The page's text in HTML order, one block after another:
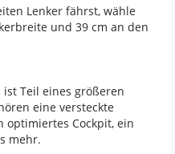
Lenker fährst, wähle
und 39 cm an den
ist Teil eines größeren
eine versteckte
optimiertes Cockpit, ein
mehr.